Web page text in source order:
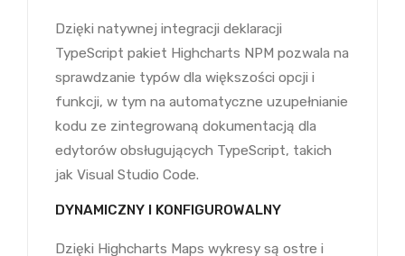
Dzięki natywnej integracji deklaracji
TypeScript pakiet Highcharts NPM pozwala na
sprawdzanie typów dla większości opcji i
funkcji, w tym na automatyczne uzupełnianie
kodu ze zintegrowaną dokumentacją dla
edytorów obsługujących TypeScript, takich
jak Visual Studio Code.
DYNAMICZNY I KONFIGUROWALNY
Dzięki Highcharts Maps wykresy są ostre i